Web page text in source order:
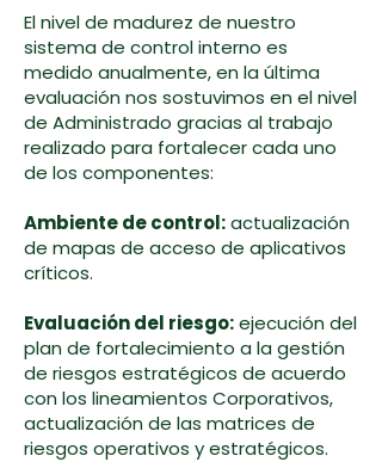
El nivel de madurez de nuestro
sistema de control interno es
medido anualmente, en la última
evaluación nos sostuvimos en el nivel
de Administrado gracias al trabajo
realizado para fortalecer cada uno
de los componentes:
Ambiente de control:actualización
de mapas de acceso de aplicativos
críticos.
Evaluación del riesgo:ejecución del
plan de fortalecimiento a la gestión
de riesgos estratégicos de acuerdo
con los lineamientos Corporativos,
actualización de las matrices de
riesgos operativos y estratégicos.